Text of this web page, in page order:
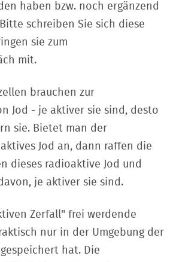
haben bzw. noch ergänzend
schreiben Sie sich diese
sie zum
mit.
brauchen zur
Jod - je aktiver sie sind, desto
sie. Bietet man der
Jod an, dann raffen die
dieses radioaktive Jod und
je aktiver sie sind.
Zerfall" frei werdende
nur in der Umgebung der
hat. Die